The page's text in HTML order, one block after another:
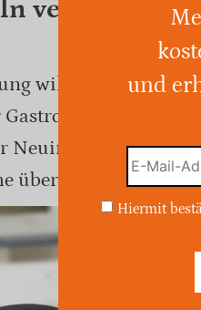
verschärft!
will eine
schon
Neuinfektionen 35
überschreitet“
und
Hiermit